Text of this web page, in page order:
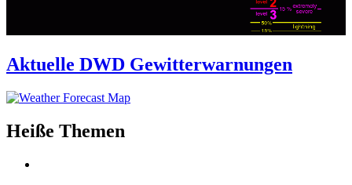
Aktuelle DWD Gewitterwarnungen
Heiße Themen